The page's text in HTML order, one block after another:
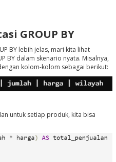
GROUP BY
BY lebih jelas, mari kita lihat
BY dalam skenario nyata. Misalnya,
kolom-kolom sebagai berikut:
untuk setiap produk, kita bisa